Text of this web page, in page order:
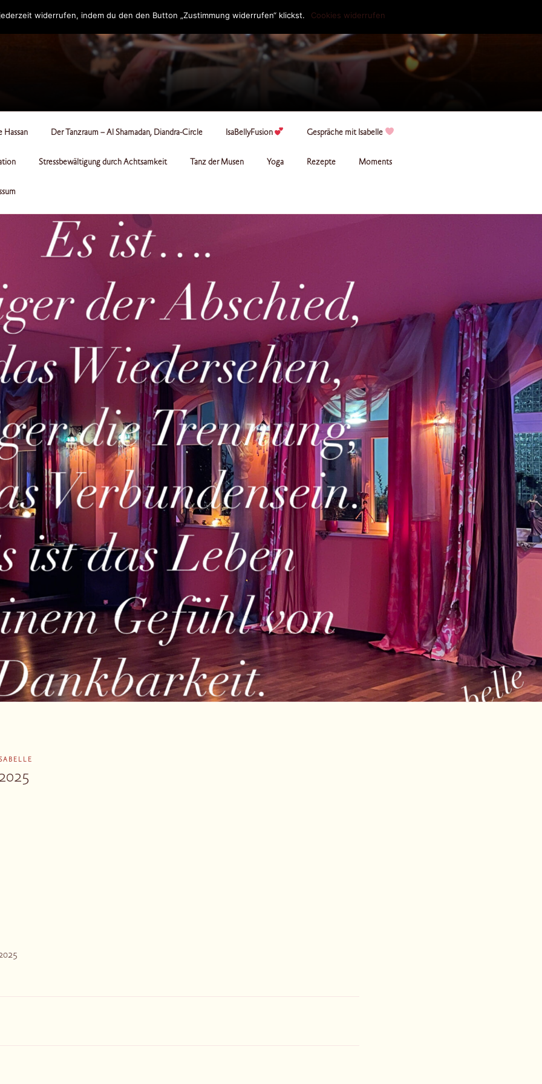
Hassan Der Tanzraum – Al Shamadan, Diandra-Circle IsaBellyFusion Gespräche mit Isabelle
Stressbewältigung durch Achtsamkeit Tanz der Musen Yoga Rezepte Moments
widerrufen, indem du den den Button „Zustimmung widerrufen“ klickst. Cookies widerrufen